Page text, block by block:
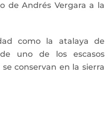
de Andrés Vergara a la
como la atalaya de
uno de los escasos
conservan en la sierra